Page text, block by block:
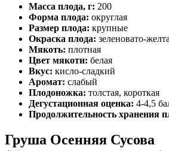
Масса плода, г: 200
Форма плода: округлая
Размер плода: крупные
Окраска плода: зеленовато-
Мякоть: плотная
Цвет мякоти: белая
Вкус: кисло-сладкий
Аромат: слабый
Плодоножка: толстая, короткая
Дегустационная оценка: 4-4,5
Продолжительность хранения
Груша Осенняя Сусова